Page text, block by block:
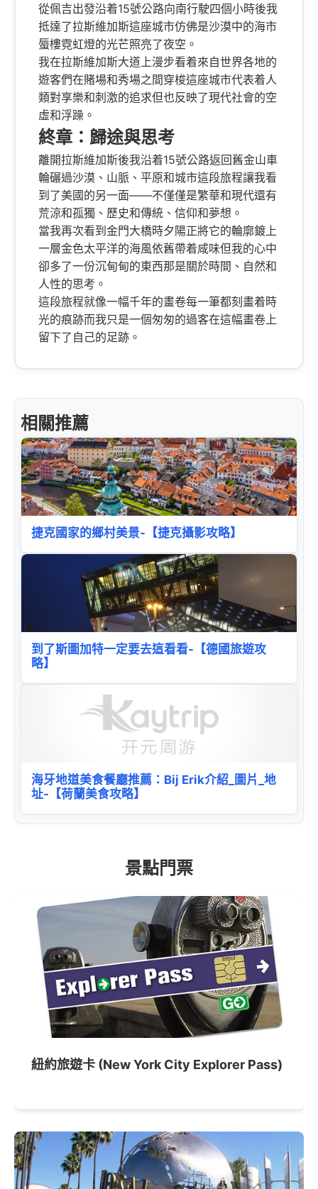
從佩吉出發沿着15號公路向南行駛四個小時後我
抵達了拉斯維加斯這座城市仿佛是沙漠中的海市
蜃樓霓虹燈的光芒照亮了夜空。
我在拉斯維加斯大道上漫步看着來自世界各地的
遊客們在賭場和秀場之間穿梭這座城市代表着人
類對享樂和刺激的追求但也反映了現代社會的空
虛和浮躁。
終章：歸途與思考
離開拉斯維加斯後我沿着15號公路返回舊金山車
輪碾過沙漠、山脈、平原和城市這段旅程讓我看
到了美國的另一面——不僅僅是繁華和現代還有
荒涼和孤獨、歷史和傳統、信仰和夢想。
當我再次看到金門大橋時夕陽正將它的輪廓鍍上
一層金色太平洋的海風依舊帶着咸味但我的心中
卻多了一份沉甸甸的東西那是關於時間、自然和
人性的思考。
這段旅程就像一幅千年的畫卷每一筆都刻畫着時
光的痕跡而我只是一個匆匆的過客在這幅畫卷上
留下了自己的足跡。
相關推薦
捷克國家的鄉村美景-【捷克攝影攻略】
到了斯圖加特一定要去這看看-【德國旅遊攻
略】
海牙地道美食餐廳推薦：Bij Erik介紹_圖片_地
址-【荷蘭美食攻略】
景點門票
紐約旅遊卡 (New York City Explorer Pass)